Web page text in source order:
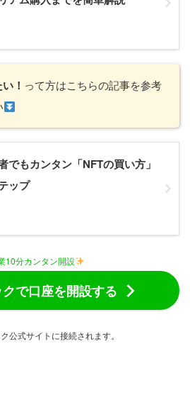
！ って方はこちらの記事を参考
でもカンタン「NFTの買い方」
ップ
10分カンタン開設
で口座を開設する
公式サイトに接続されます。